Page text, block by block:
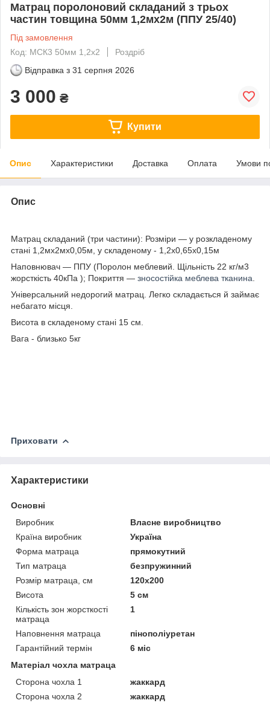
Матрац поролоновий складаний з трьох
частин товщина 50мм 1,2мх2м (ППУ 25/40)
Під замовлення
Код: МСК3 50мм 1,2х2
Роздріб
Відправка з 31 серпня 2026
3 000 ₴
Купити
Опис Характеристики Доставка Оплата Умови
Опис
Матрац складаний (три частини): Розміри — у розкладеному
стані 1,2мх2мх0,05м, у складеному - 1,2х0,65х0,15м
Наповнювач — ППУ (Поролон меблевий. Щільність 22 кг/м3
жорсткість 40кПа ); Покриття — зносостійка меблева тканина
Універсальний недорогий матрац. Легко складається й займає
небагато місця.
Висота в складеному стані 15 см.
Вага - близько 5кг
Приховати
Характеристики
Основні
Виробник
Власне виробництво
Країна виробник
Україна
Форма матраца
прямокутний
Тип матраца
безпружинний
Розмір матраца, см
120х200
Висота
5 см
Кількість зон жорсткості
матраца
1
Наповнення матраца
пінополіуретан
Гарантійний термін
6 міс
Матеріал чохла матраца
Сторона чохла 1
жаккард
Сторона чохла 2
жаккард